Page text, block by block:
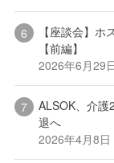
【座談会】
【前編】
2026年6月29
ALSOK、介護
退へ
2026年4月8日